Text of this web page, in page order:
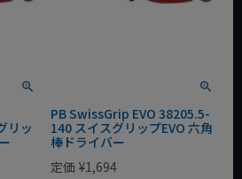
リッ
PB SwissGrip EVO 38205.5-
140 スイスグリップEVO 六角
棒ドライバー
定価 ¥1,694